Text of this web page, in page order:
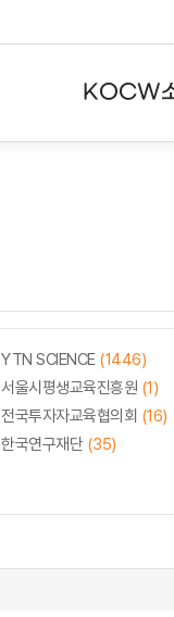
KOCW
YTN SCIENCE (1446)
서울시평생교육진흥원 (1)
전국투자자교육협의회 (16)
한국연구재단 (35)